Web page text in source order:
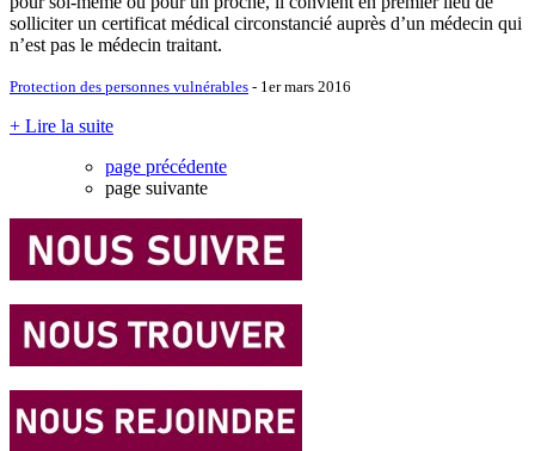
solliciter un certificat médical circonstancié auprès d’un médecin qui
n’est pas le médecin traitant.
Protection des personnes vulnérables - 1er mars 2016
+ Lire la suite
page précédente
page suivante